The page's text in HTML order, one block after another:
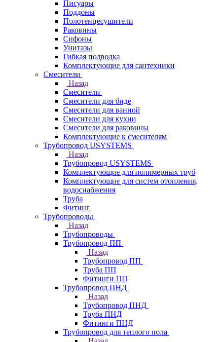
Писуары
Поддоны
Полотенцесушители
Раковины
Сифоны
Унитазы
Гибкая подводка
Комплектующие для сантехники
Смесители
Назад
Смесители
Смесители для биде
Смесители для ванной
Смесители для кухни
Смесители для раковины
Комплектующие к смесителям
Трубопровод USYSTEMS
Назад
Трубопровод USYSTEMS
Комплектующие для полимерных труб
Комплектующие для систем отопления,
водоснабжения
Труба
Фитинг
Трубопроводы
Назад
Трубопроводы
Трубопровод ПП
Назад
Трубопровод ПП
Труба ПП
Фитинги ПП
Трубопровод ПНД
Назад
Трубопровод ПНД
Труба ПНД
Фитинги ПНД
Трубопровод для теплого пола